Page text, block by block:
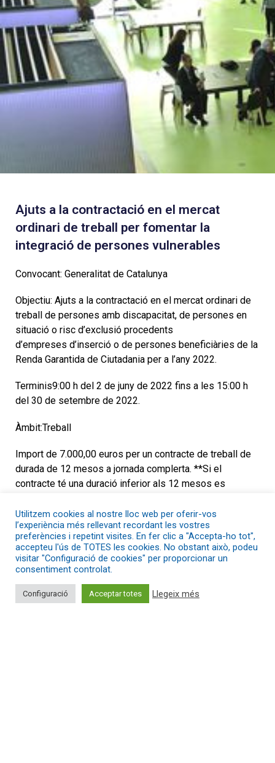
Ajuts a la contractació en el mercat
ordinari de treball per fomentar la
integració de persones vulnerables
Convocant: Generalitat de Catalunya
Objectiu: Ajuts a la contractació en el mercat ordinari de
treball de persones amb discapacitat, de persones en
situació o risc d’exclusió procedents
d’empreses d’inserció o de persones beneficiàries de la
Renda Garantida de Ciutadania per a l’any 2022.
Terminis9:00 h del 2 de juny de 2022 fins a les 15:00 h
del 30 de setembre de 2022.
Àmbit:Treball
Import de 7.000,00 euros per un contracte de treball de
durada de 12 mesos a jornada complerta. **Si el
contracte té una duració inferior als 12 mesos es
Destinatàries: empreses del mercat ordinari de treball
amb establiment operatiu a Catalunya (excepte les
empreses de treball temporal, ETT).
https://treball.gencat.cat/ca/tramits/tramits-
Utilitzem cookies al nostre lloc web per oferir-vos
l’experiència més rellevant recordant les vostres
preferències i repetint visites. En fer clic a "Accepta-ho tot",
accepteu l'ús de TOTES les cookies. No obstant això, podeu
visitar "Configuració de cookies" per proporcionar un
consentiment controlat.
Configuració Acceptar totes Llegeix més